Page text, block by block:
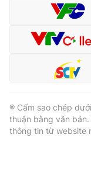
® Cấm sao chép
thuận bằng văn bản.
thông tin từ website